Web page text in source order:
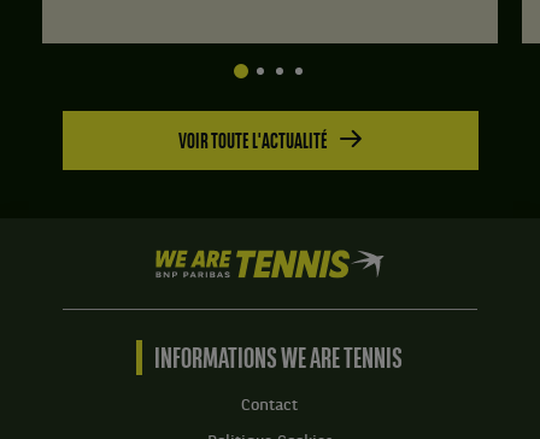
VOIR TOUTE L'ACTUALITÉ
We
are
Tennis
BNP
Accueil
INFORMATIONS WE ARE TENNIS
Contact